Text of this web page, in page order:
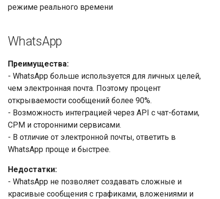
режиме реального времени
WhatsApp
Преимущества:
- WhatsApp больше используется для личных целей,
чем электронная почта. Поэтому процент
открываемости сообщений более 90%.
- Возможность интеграцией через API с чат-ботами,
CPM и сторонними сервисами.
- В отличие от электронной почты, ответить в
WhatsApp проще и быстрее.
Недостатки:
- WhatsApp не позволяет создавать сложные и
красивые сообщения с графиками, вложениями и